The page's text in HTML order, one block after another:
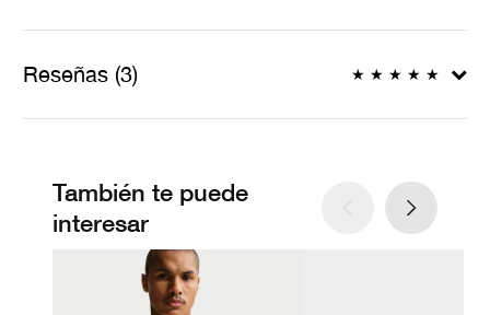
Reseñas (3) ★ ★ ★ ★ ★
También te puede
interesar